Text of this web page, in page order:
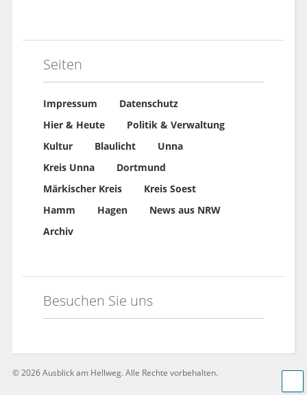
Seiten
Impressum
Datenschutz
Hier & Heute
Politik & Verwaltung
Kultur
Blaulicht
Unna
Kreis Unna
Dortmund
Märkischer Kreis
Kreis Soest
Hamm
Hagen
News aus NRW
Archiv
Besuchen Sie uns
©2026 Ausblick am Hellweg. Alle Rechte vorbehalten.